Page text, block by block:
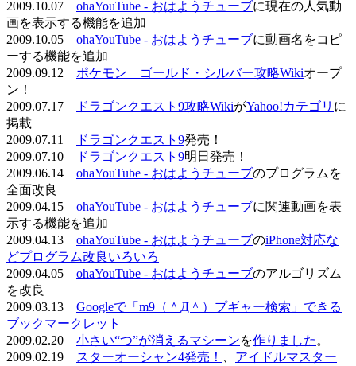
2009.10.07 ohaYouTube - おはようチューブに現在の人気動
画を表示する機能を追加
2009.10.05 ohaYouTube - おはようチューブに動画名をコピ
ーする機能を追加
2009.09.12 ポケモン ゴールド・シルバー攻略Wikiオープ
ン！
2009.07.17
ドラゴンクエスト9攻略WikiがYahoo!カテゴリ に
掲載
2009.07.11
ドラゴンクエスト9発売！
2009.07.10
ドラゴンクエスト9明日発売！
2009.06.14 ohaYouTube - おはようチューブのプログラムを
全面改良
2009.04.15 ohaYouTube - おはようチューブに関連動画を表
示する機能を追加
2009.04.13 ohaYouTube - おはようチューブのiPhone対応な
どプログラム改良いろいろ
2009.04.05 ohaYouTube - おはようチューブのアルゴリズム
を改良
2009.03.13 Googleで「m9（＾Д＾）プギャー検索」できる
ブックマークレット
2009.02.20 小さい“つ”が消えるマシーンを作りました 。
2009.02.19
スターオーシャン4発売！
アイドルマスター